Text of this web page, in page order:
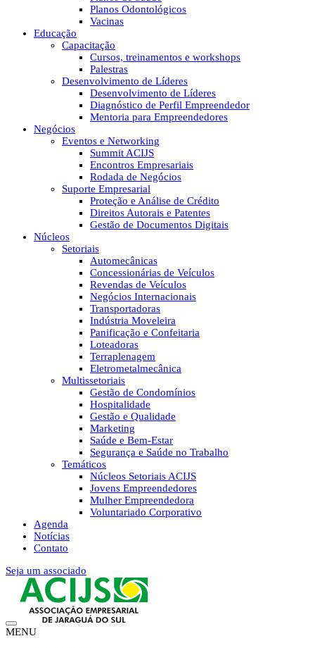
Planos Odontológicos
Vacinas
Educação
Capacitação
Cursos, treinamentos e workshops
Palestras
Desenvolvimento de Líderes
Desenvolvimento de Líderes
Diagnóstico de Perfil Empreendedor
Mentoria para Empreendedores
Negócios
Eventos e Networking
Summit ACIJS
Encontros Empresariais
Rodada de Negócios
Suporte Empresarial
Proteção e Análise de Crédito
Direitos Autorais e Patentes
Gestão de Documentos Digitais
Núcleos
Setoriais
Automecânicas
Concessionárias de Veículos
Revendas de Veículos
Negócios Internacionais
Transportadoras
Indústria Moveleira
Panificação e Confeitaria
Loteadoras
Terraplenagem
Eletrometalmecânica
Multissetoriais
Gestão de Condomínios
Hospitalidade
Gestão e Qualidade
Marketing
Saúde e Bem-Estar
Segurança e Saúde no Trabalho
Temáticos
Núcleos Setoriais ACIJS
Jovens Empreendedores
Mulher Empreendedora
Voluntariado Corporativo
Agenda
Notícias
Contato
Seja um associado
MENU